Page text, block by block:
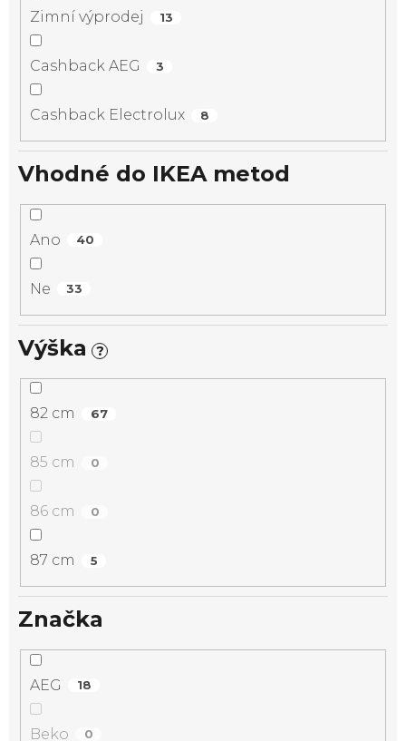
Zimní výprodej 13
Cashback AEG 3
Cashback Electrolux 8
Vhodné do IKEA metod
Ano 40
Ne 33
Výška ?
82 cm 67
85 cm 0
86 cm 0
87 cm 5
Značka
AEG 18
Beko 0